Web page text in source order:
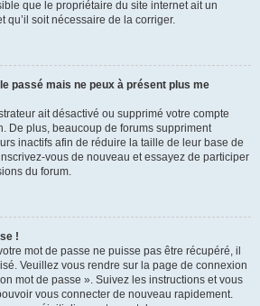
que le propriétaire du site internet ait un
qu’il soit nécessaire de la corriger.
passé mais ne peux à présent plus me
ait désactivé ou supprimé votre compte
De plus, beaucoup de forums suppriment
inactifs afin de réduire la taille de leur base de
vous de nouveau et essayez de participer
du forum.
!
mot de passe ne puisse pas être récupéré, il
Veuillez vous rendre sur la page de connexion
mot de passe ». Suivez les instructions et vous
vous connecter de nouveau rapidement.